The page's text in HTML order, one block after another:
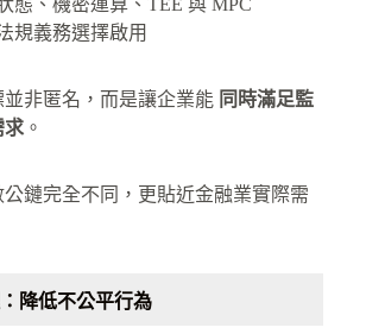
規義務選擇啟用
非匿名，而是讓企業能 同時滿足監
求 。
鏈完全不同，更貼近金融業實際需
降低不公平行為